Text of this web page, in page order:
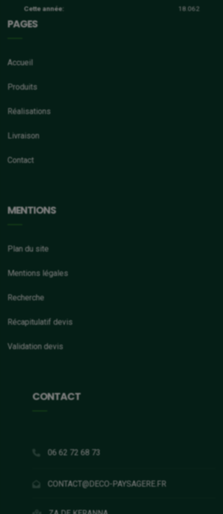
Cette année:
18.062
PAGES
Accueil
Produits
Réalisations
Livraison
Contact
MENTIONS
Plan du site
Mentions légales
Recherche
Récapitulatif devis
Validation devis
CONTACT
06 62 72 68 73
CONTACT@DECO-PAYSAGERE.FR